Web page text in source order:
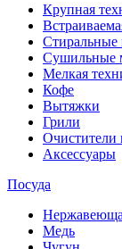
Крупная
Сушильные
Мелкая
Кофе
Вытяжки
Грили
Очистители
Аксессуары
Посуда
Медь